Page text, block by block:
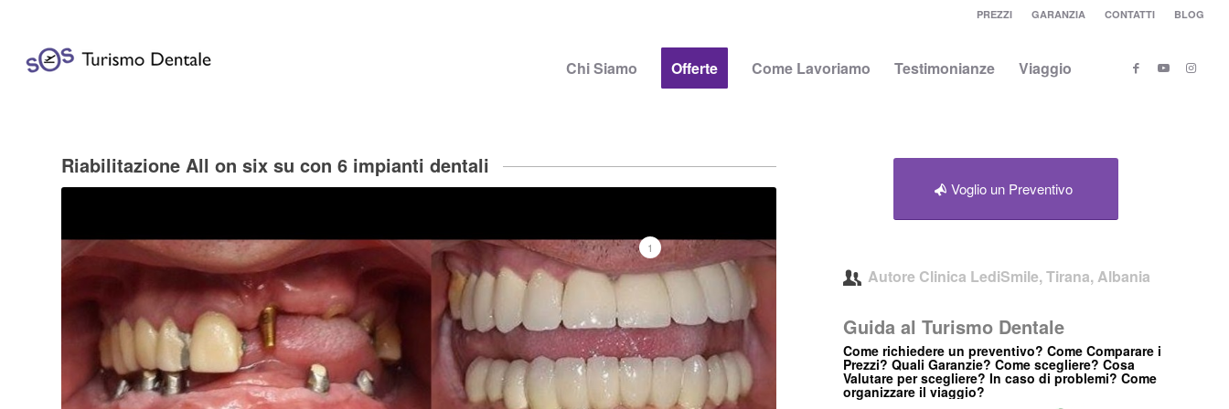
PREZZI GARANZIA CONTATTI BLOG
Chi Siamo Offerte Come Lavoriamo Testimonianze Viaggio
Riabilitazione All on six su con 6 impianti dentali
1
Voglio un Preventivo
Autore Clinica LediSmile, Tirana, Albania
Guida al Turismo Dentale
Come richiedere un preventivo? Come Comparare i
Prezzi? Quali Garanzie? Come scegliere? Cosa
Valutare per scegliere? In caso di problemi? Come
organizzare il viaggio?